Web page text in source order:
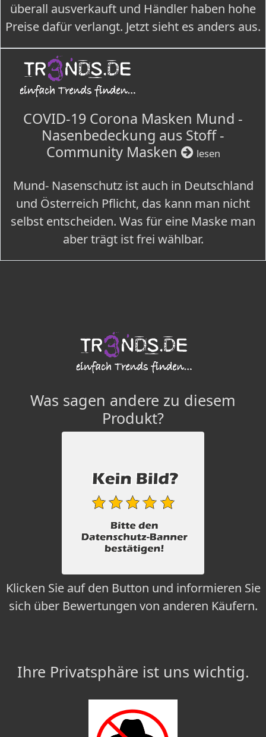
überall ausverkauft und Händler haben hohe
Preise dafür verlangt. Jetzt sieht es anders aus.
COVID-19 Corona Masken Mund -
Nasenbedeckung aus Stoff -
Community Masken
lesen
Mund- Nasenschutz ist auch in Deutschland
und Österreich Pflicht, das kann man nicht
selbst entscheiden. Was für eine Maske man
aber trägt ist frei wählbar.
Was sagen andere zu diesem
Produkt?
Klicken Sie auf den Button und informieren Sie
sich über Bewertungen von anderen Käufern.
Ihre Privatsphäre ist uns wichtig.